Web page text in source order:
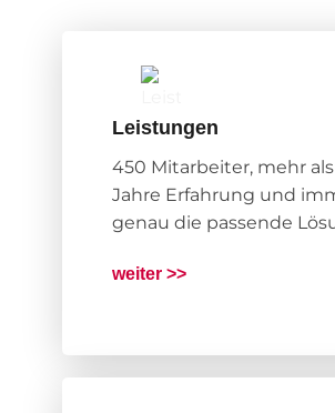
Leistungen
450 Mitarbeiter, mehr
Jahre Erfahrung und
genau die passende
weiter >>